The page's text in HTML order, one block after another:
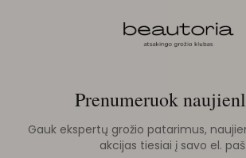
Prenumeruok
Gauk ekspertų grožio patarimus,
akcijas tiesiai į savo el.